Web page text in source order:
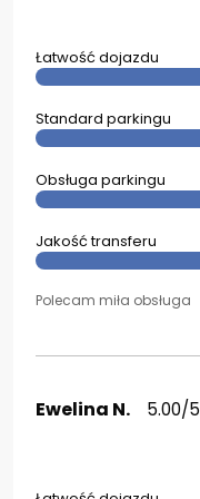
Łatwość dojazdu
Standard parkingu
Obsługa parkingu
Jakość transferu
Polecam miła obsługa
Ewelina N. 5.00/5